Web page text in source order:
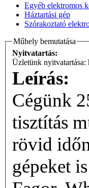
Egyéb elektromos
Háztartási gép
Szórakoztató
Műhely bemutatása
Nyitvatartás:
Leírás:
Cégünk
tisztítás
rövid
gépeket